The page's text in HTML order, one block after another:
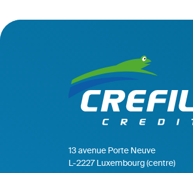
13 avenue Porte Neuve
L-2227 Luxembourg (centre)